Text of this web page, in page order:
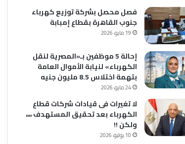
فصل محصل بشركة توزيع كهرباء
جنوب القاهرة بقطاع إمبابة
19 مايو، 2026
إحالة 5 موظفين بـ«المصرية لنقل
الكهرباء» لنيابة الأموال العامة
بتهمة اختلاس 8.5 مليون جنيه
24 مايو، 2026
لا تغيرات فى قيادات شركات قطاع
الكهرباء بعد تحقيق المستهدف ،،،،
ولكن !!
10 يوليو، 2026